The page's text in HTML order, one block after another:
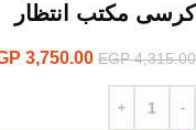
كرسى مكتب انتظار
EGP4,315.00
3,750.00